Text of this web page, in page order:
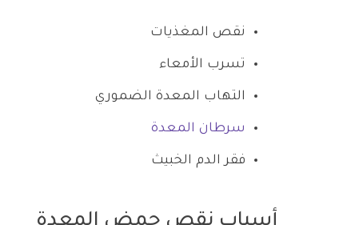
نقص المغذيات
تسرب الأمعاء
التهاب المعدة الضموري
سرطان المعدة
فقر الدم الخبيث